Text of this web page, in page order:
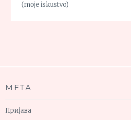
(moje iskustvo)
МЕТА
Пријава